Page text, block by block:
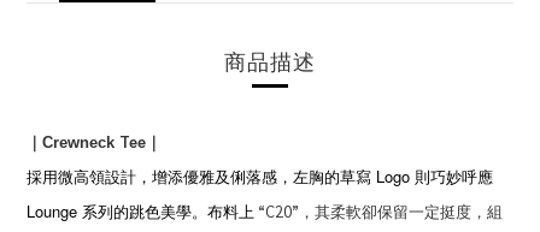
商品描述
｜Crewneck Tee ｜
採用微高領設計，增添優雅及俐落感，左胸的草寫 Logo 則巧妙呼應
Lounge 系列的跳色美學。布料上 “C20”，其柔軟卻保留一定挺度，組